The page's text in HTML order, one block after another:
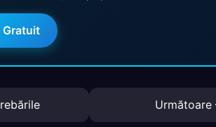
Gratuit
Următoare